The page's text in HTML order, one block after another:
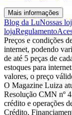
Mais informações
Blog da LuNossas
lojaRegulamento
Preços e condições
internet, podendo
de até 5 peças de
estoques para
valores, o preço
O Magazine Luiza
Resolução CMN nº
crédito e operações
Crédito,